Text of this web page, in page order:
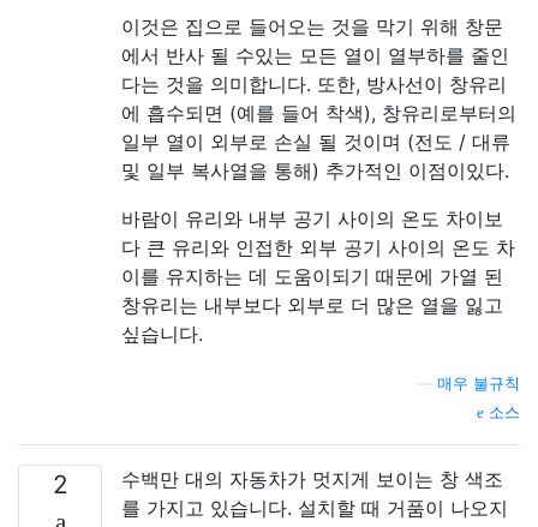
이것은 집으로 들어오는 것을 막기 위해 창문
에서 반사 될 수있는 모든 열이 열부하를 줄인
다는 것을 의미합니다. 또한, 방사선이 창유리
에 흡수되면 (예를 들어 착색), 창유리로부터의
일부 열이 외부로 손실 될 것이며 (전도 / 대류
및 일부 복사열을 통해) 추가적인 이점이있다.
바람이 유리와 내부 공기 사이의 온도 차이보
다 큰 유리와 인접한 외부 공기 사이의 온도 차
이를 유지하는 데 도움이되기 때문에 가열 된
창유리는 내부보다 외부로 더 많은 열을 잃고
싶습니다.
매우 불규칙
소스
2
수백만 대의 자동차가 멋지게 보이는 창 색조
를 가지고 있습니다. 설치할 때 거품이 나오지